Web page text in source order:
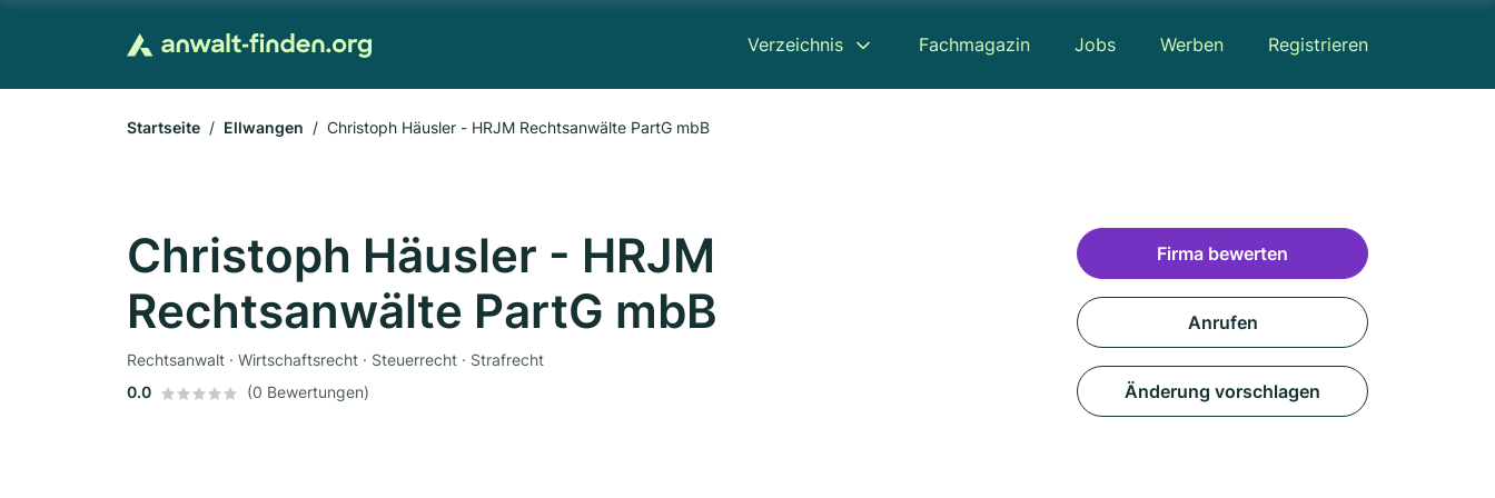
Verzeichnis Fachmagazin Jobs Werben Registrieren
Startseite Ellwangen Christoph Häusler - HRJM Rechtsanwälte PartG mbB
Christoph Häusler - HRJM
Rechtsanwälte PartG mbB
Rechtsanwalt · Wirtschaftsrecht · Steuerrecht · Strafrecht
0.0
(0 Bewertungen)
Firma bewerten
Anrufen
Änderung vorschlagen